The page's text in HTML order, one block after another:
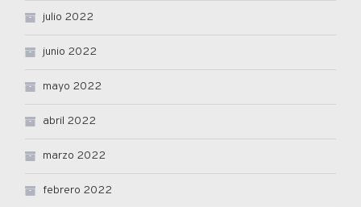
julio 2022
junio 2022
mayo 2022
abril 2022
marzo 2022
febrero 2022